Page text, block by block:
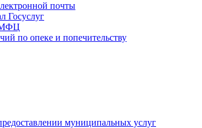
почты
Госуслуг
МФЦ
по опеке и попечительству
муниципальных услуг